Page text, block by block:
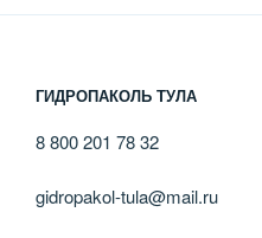
ГИДРОПАКОЛЬ ТУЛА
8 800 201 78 32
gidropakol-tula@mail.ru